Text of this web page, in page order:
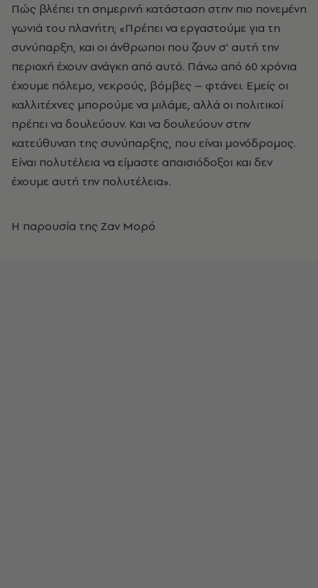
Πώς βλέπει τη σημερινή κατάσταση στην πιο πονεμένη
γωνιά του πλανήτη; «Πρέπει να εργαστούμε για τη
συνύπαρξη, και οι άνθρωποι που ζουν σ’ αυτή την
περιοχή έχουν ανάγκη από αυτό. Πάνω από 60 χρόνια
έχουμε πόλεμο, νεκρούς, βόμβες – φτάνει. Εμείς οι
καλλιτέχνες μπορούμε να μιλάμε, αλλά οι πολιτικοί
πρέπει να δουλεύουν. Και να δουλεύουν στην
κατεύθυνση της συνύπαρξης, που είναι μονόδρομος.
Είναι πολυτέλεια να είμαστε απαισιόδοξοι και δεν
έχουμε αυτή την πολυτέλεια».
Η παρουσία της Ζαν Μορό